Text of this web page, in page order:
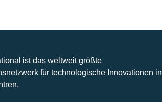
ist das weltweit größte
für technologische Innovationen in